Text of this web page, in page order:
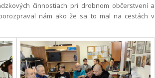
činnostiach pri drobnom občerstvení a
nám ako že sa to mal na cestách v